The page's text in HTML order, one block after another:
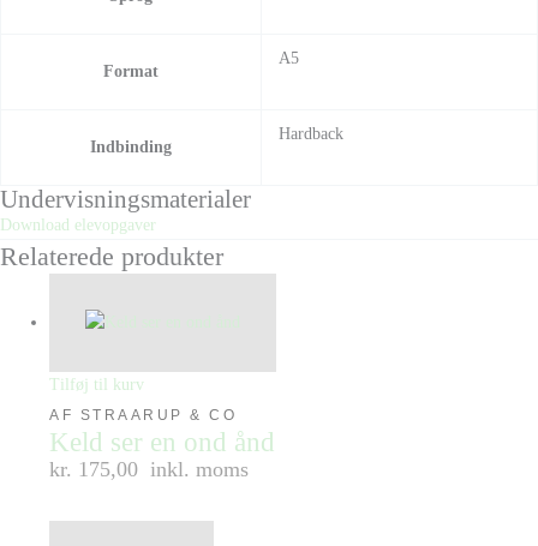
Format
A5
Indbinding
Hardback
Undervisningsmaterialer
Download elevopgaver
Relaterede produkter
Tilføj til kurv
AF STRAARUP & CO
Keld ser en ond ånd
kr. 175,00 inkl. moms